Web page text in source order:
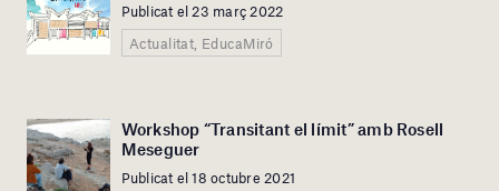
Publicat el 23 març 2022
Actualitat, EducaMiró
Workshop “Transitant el límit” amb Rosell
Meseguer
Publicat el 18 octubre 2021